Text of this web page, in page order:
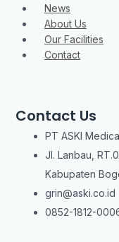
News
About Us
Our Facilities
Contact
Contact Us
PT ASKI
Jl. Lanbau,
Kabupaten
grin@aski.co.id
0852-1812-